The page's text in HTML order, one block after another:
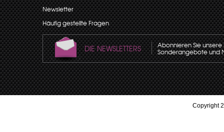
Newsletter
Häufig gestellte Fragen
DIE NEWSLETTERS Abonnieren Sie
Sonderangebote und
Copyright